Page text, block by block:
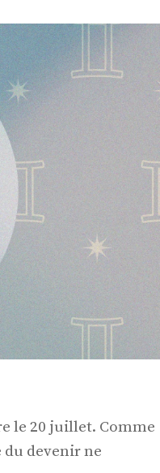
le 20 juillet. Comme
du devenir ne